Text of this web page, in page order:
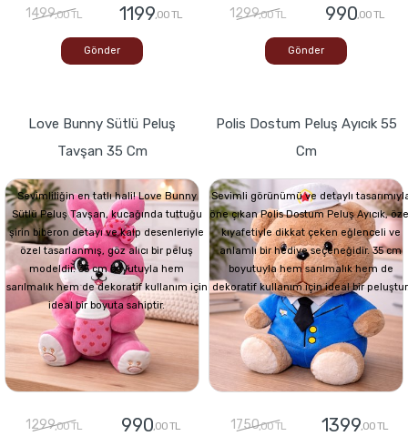
1499,00 TL 1199,00 TL
Gönder
1299,00 TL 990,00 TL
Gönder
Love Bunny Sütlü Peluş
Tavşan 35 Cm
Sevimliliğin en tatlı hali! Love Bunny
Sütlü Peluş Tavşan, kucağında tuttuğu
şirin biberon detayı ve kalp desenleriyle
özel tasarlanmış, göz alıcı bir peluş
modeldir. 35 cm boyutuyla hem
sarılmalık hem de dekoratif kullanım için
ideal bir boyuta sahiptir.
1299,00 TL 990,00 TL
Polis Dostum Peluş Ayıcık 55
Cm
Sevimli görünümü ve detaylı
öne çıkan Polis Dostum Peluş Ayıcık,
kıyafetiyle dikkat çeken eğlenceli ve
anlamlı bir hediye seçeneğidir. 35 cm
boyutuyla hem sarılmalık hem de
dekoratif kullanım için ideal bir
1750,00 TL 1399,00 TL